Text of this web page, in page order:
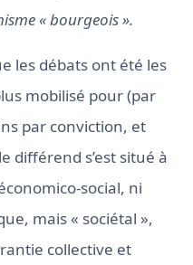
« bourgeois ».
les débats ont été les
mobilisé pour (par
par conviction, et
différend s’est situé à
social, ni
mais « sociétal »,
collective et